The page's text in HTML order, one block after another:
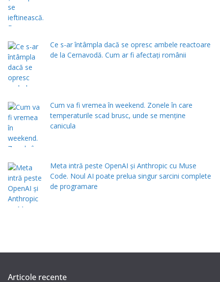
Ce s-ar întâmpla dacă se opresc ambele reactoare
de la Cernavodă. Cum ar fi afectați românii
Cum va fi vremea în weekend. Zonele în care
temperaturile scad brusc, unde se menţine
canicula
Meta intră peste OpenAI și Anthropic cu Muse
Code. Noul AI poate prelua singur sarcini complete
de programare
Articole recente